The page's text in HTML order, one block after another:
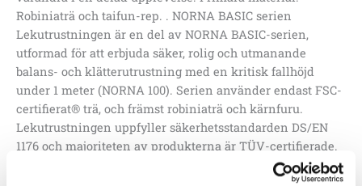
Robiniaträ och taifun-rep. . NORNA BASIC serien
Lekutrustningen är en del av NORNA BASIC-serien,
utformad för att erbjuda säker, rolig och utmanande
balans- och klätterutrustning med en kritisk fallhöjd
under 1 meter (NORNA 100). Serien använder endast FSC-
certifierat® trä, och främst robiniaträ och kärnfuru.
Lekutrustningen uppfyller säkerhetsstandarden DS/EN
1176 och majoriteten av produkterna är TÜV-certifierade.
SMART ROBINIA garanterar enkel installation.